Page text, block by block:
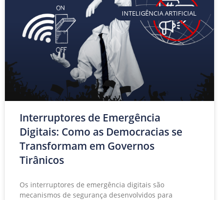
INTELIGÊNCIA ARTIFICIAL
Interruptores de Emergência
Digitais: Como as Democracias se
Transformam em Governos
Tirânicos
Os interruptores de emergência digitais são
mecanismos de segurança desenvolvidos para